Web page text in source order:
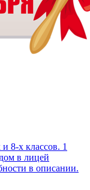
и 8-х классов. 1
в лицей
в описании.